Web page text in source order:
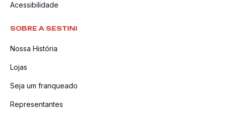
Acessibilidade
SOBRE A SESTINI
Nossa História
Lojas
Seja um franqueado
Representantes